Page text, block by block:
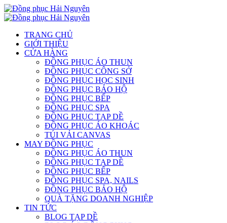
TRANG CHỦ
GIỚI THIỆU
CỬA HÀNG
ĐỒNG PHỤC ÁO THUN
ĐỒNG PHỤC CÔNG SỞ
ĐỒNG PHỤC HỌC SINH
ĐỒNG PHỤC BẢO HỘ
ĐỒNG PHỤC BẾP
ĐỒNG PHỤC SPA
ĐỒNG PHỤC TẠP DỀ
ĐỒNG PHỤC ÁO KHOÁC
TÚI VẢI CANVAS
MAY ĐỒNG PHỤC
ĐỒNG PHỤC ÁO THUN
ĐỒNG PHỤC TẠP DỀ
ĐỒNG PHỤC BẾP
ĐỒNG PHỤC SPA, NAILS
ĐỒNG PHỤC BẢO HỘ
QUÀ TẶNG DOANH NGHIỆP
TIN TỨC
BLOG TẠP DỀ